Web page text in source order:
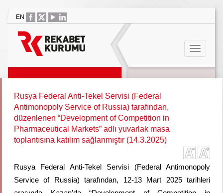
EN
Rusya Federal Anti-Tekel Servisi (Federal
Antimonopoly Service of Russia) tarafından,
düzenlenen “Development of Competition in
Pharmaceutical Markets” adlı yuvarlak masa
toplantısına katılım sağlanmıştır (14.3.2025)
Rusya Federal Anti-Tekel Servisi (Federal Antimonopoly
Service of Russia) tarafından, 12-13 Mart 2025 tarihleri